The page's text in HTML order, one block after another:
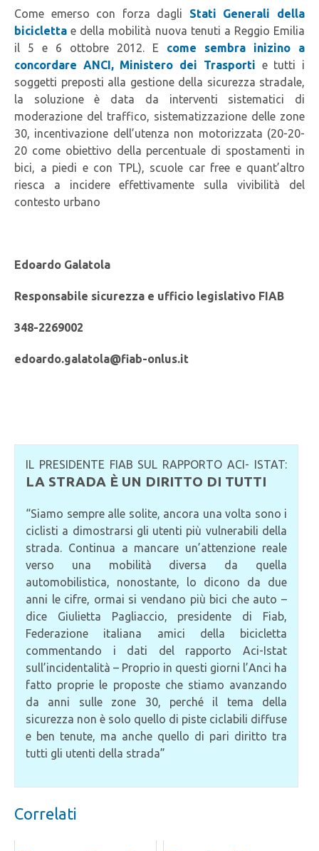
Come emerso con forza dagli Stati Generali della
bicicletta e della mobilità nuova tenuti a Reggio Emilia
il 5 e 6 ottobre 2012. E come sembra inizino a
concordare ANCI, Ministero dei Trasporti e tutti i
soggetti preposti alla gestione della sicurezza stradale,
la soluzione è data da interventi sistematici di
moderazione del traffico, sistematizzazione delle zone
30, incentivazione dell’utenza non motorizzata (20-20-
20 come obiettivo della percentuale di spostamenti in
bici, a piedi e con TPL), scuole car free e quant’altro
riesca a incidere effettivamente sulla vivibilità del
contesto urbano
Edoardo Galatola
Responsabile sicurezza e ufficio legislativo FIAB
348-2269002
edoardo.galatola@fiab-onlus.it
IL PRESIDENTE FIAB SUL RAPPORTO ACI- ISTAT:
LA STRADA È UN DIRITTO DI TUTTI
“Siamo sempre alle solite, ancora una volta sono i
ciclisti a dimostrarsi gli utenti più vulnerabili della
strada. Continua a mancare un’attenzione reale
verso una mobilità diversa da quella
automobilistica, nonostante, lo dicono da due
anni le cifre, ormai si vendano più bici che auto –
dice Giulietta Pagliaccio, presidente di Fiab,
Federazione italiana amici della bicicletta
commentando i dati del rapporto Aci-Istat
sull’incidentalità – Proprio in questi giorni l’Anci ha
fatto proprie le proposte che stiamo avanzando
da anni sulle zone 30, perché il tema della
sicurezza non è solo quello di piste ciclabili diffuse
e ben tenute, ma anche quello di pari diritto tra
tutti gli utenti della strada”
Correlati